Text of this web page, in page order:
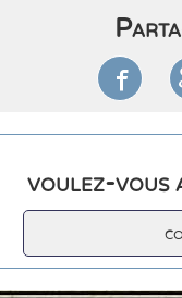

voulez-vous